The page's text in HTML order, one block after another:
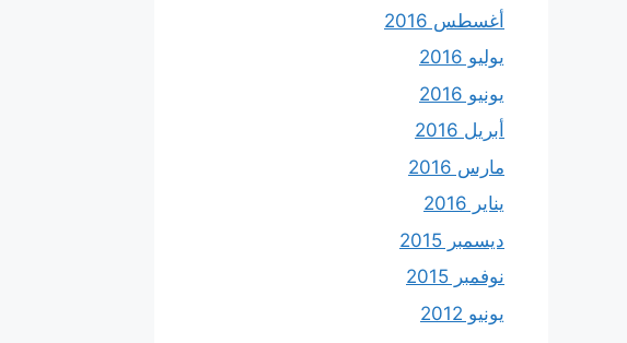
أغسطس 2016
يوليو 2016
يونيو 2016
أبريل 2016
مارس 2016
يناير 2016
ديسمبر 2015
نوفمبر 2015
يونيو 2012